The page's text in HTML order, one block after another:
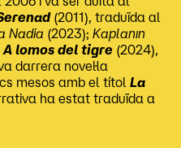
(2011), traduïda al
Nadia (2023);Kaplanın
A lomos del tigre (2024),
darrera novel·la
mesos amb el títolLa
ha estat traduïda a